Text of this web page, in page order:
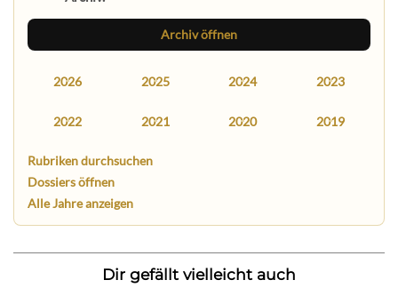
Archiv öffnen
2026 2025 2024 2023
2022 2021 2020 2019
Rubriken durchsuchen
Dossiers öffnen
Alle Jahre anzeigen
Dir gefällt vielleicht auch